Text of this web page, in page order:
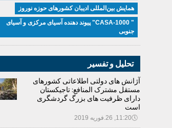
همایش بین‌المللی ادیبان کشور‌های حوزه نوروز
" CASA-1000" پیوند دهنده آسیای مرکزی و آسیای
جنوبی
تحلیل و تفسیر
آژانش های دولتی اطلاعاتی کشورهای
مستقل مشترک المنافع: تاجیکستان
دارای ظرفیت های بزرگ گردشگری
است
🕔11:20, 26.فوریه 2019